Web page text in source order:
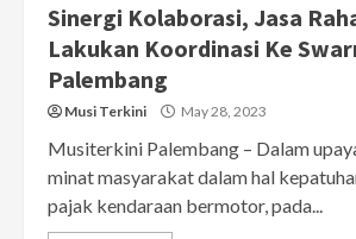
Sinergi Kolaborasi, Jasa
Lakukan Koordinasi Ke
Palembang
Musi Terkini May 28, 2023
Musiterkini Palembang – Dalam
minat masyarakat dalam hal
pajak kendaraan bermotor, pada...